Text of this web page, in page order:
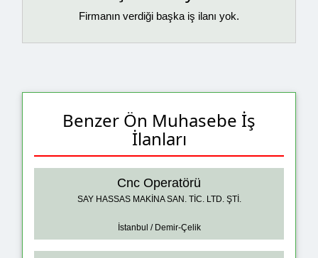
Firmanın verdiği başka iş ilanı yok.
Benzer Ön Muhasebe İş
İlanları
Cnc Operatörü
SAY HASSAS MAKİNA SAN. TİC. LTD. ŞTİ.
İstanbul / Demir-Çelik